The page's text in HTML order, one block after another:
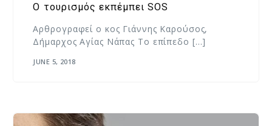
Ο τουρισμός εκπέμπει SOS
Αρθρογραφεί ο κος Γιάννης Καρούσος,
Δήμαρχος Αγίας Νάπας Το επίπεδο […]
JUNE 5, 2018